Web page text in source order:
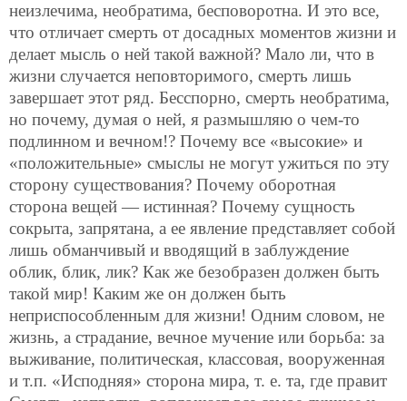
неизлечима, необратима, бесповоротна. И это все,
что отличает смерть от досадных моментов жизни и
делает мысль о ней такой важной? Мало ли, что в
жизни случается неповторимого, смерть лишь
завершает этот ряд. Бесспорно, смерть необратима,
но почему, думая о ней, я размышляю о чем-то
подлинном и вечном!? Почему все «высокие» и
«положительные» смыслы не могут ужиться по эту
сторону существования? Почему оборотная
сторона вещей — истинная? Почему сущность
сокрыта, запрятана, а ее явление представляет собой
лишь обманчивый и вводящий в заблуждение
облик, блик, лик? Как же безобразен должен быть
такой мир! Каким же он должен быть
неприспособленным для жизни! Одним словом, не
жизнь, а страдание, вечное мучение или борьба: за
выживание, политическая, классовая, вооруженная
и т.п. «Исподняя» сторона мира, т. е. та, где правит